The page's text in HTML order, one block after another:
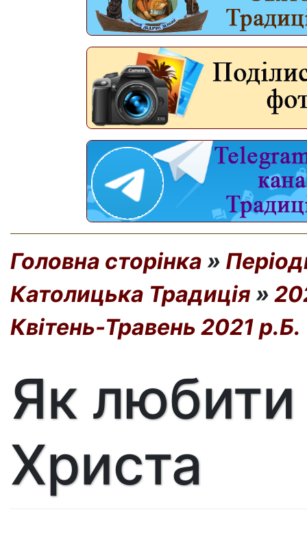
Головна сторінка »
Католицька Традиція »
Квітень-Травень 2021 р.Б.
Як любити
Христа